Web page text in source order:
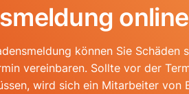
online
können Sie
vereinbaren. Sollte vor der
wird sich ein Mitarbeiter von